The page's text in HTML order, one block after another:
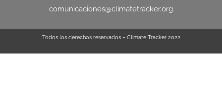
comunicaciones@climatetracker.org
Todos los derechos reservados – Climate Tracker 2022